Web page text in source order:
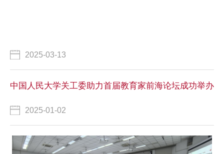
2025-03-13
中国人民大学关工委助力首届教育家前海论坛成功举办
2025-01-02